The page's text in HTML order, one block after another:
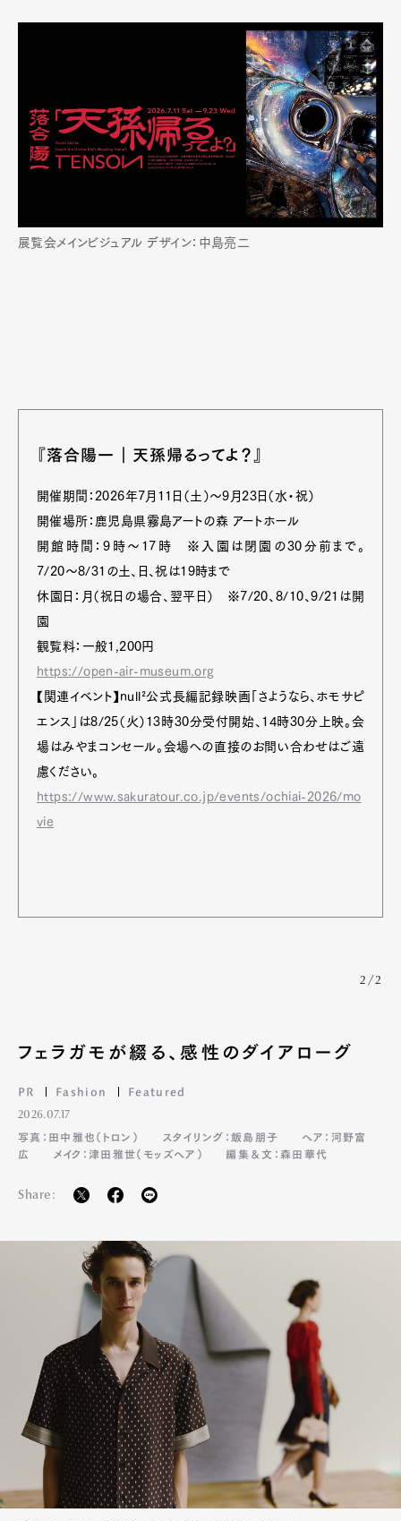
Art&DesignWatchFashion
Product CultureLifestyle
Pen Membership
Magazine
Official Columnist
About
Contact
Pen Meet
展覧会メインビジュアル デザイン：中島亮⼆
『落合陽一｜天孫帰るってよ？』
開催期間：2026年7月11日（土）〜9月23日（水・祝）
開催場所：鹿児島県霧島アートの森 アートホール
開館時間：9時〜17時 ※入園は閉園の30分前まで。
7/20〜8/31の土、日、祝は19時まで
休園日：月（祝日の場合、翌平日） ※7/20、8/10、9/21は開
園
観覧料：一般1,200円
https://open-air-museum.org
【関連イベント】null²公式長編記録映画「さようなら、ホモサピ
エンス」は8/25（火）13時30分受付開始、14時30分上映。会
場はみやまコンセール。会場への直接のお問い合わせはご遠
慮ください。
https://www.sakuratour.co.jp/events/ochiai-2026/mo
vie
2/2
フェラガモが綴る、感性のダイアローグ
PR Fashion Featured
2026.07.17
写真：田中雅也（トロン）
スタイリング：飯島朋子
ヘア：河野富
広
メイク：津田雅世（モッズヘア） 編集＆文：森田華代
Share: